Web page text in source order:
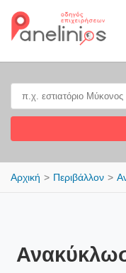
Αρχική Περιβάλλον